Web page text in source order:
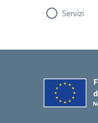
Servizi